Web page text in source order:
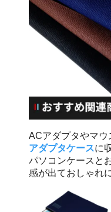
ACアダプタやマ
アダプタケースに
パソコンケースと
感が出ておしゃれ